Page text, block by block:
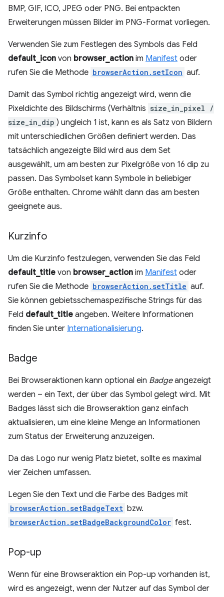
BMP, GIF, ICO, JPEG oder PNG. Bei entpackten
Erweiterungen müssen Bilder im PNG-Format vorliegen.
Verwenden Sie zum Festlegen des Symbols das Feld
default_icon von browser_action im Manifest oder
rufen Sie die Methode browserAction.setIcon auf.
Damit das Symbol richtig angezeigt wird, wenn die
Pixeldichte des Bildschirms (Verhältnis size_in_pixel /
size_in_dip ) ungleich 1 ist, kann es als Satz von Bildern
mit unterschiedlichen Größen definiert werden. Das
tatsächlich angezeigte Bild wird aus dem Set
ausgewählt, um am besten zur Pixelgröße von 16 dip zu
passen. Das Symbolset kann Symbole in beliebiger
Größe enthalten. Chrome wählt dann das am besten
geeignete aus.
Kurzinfo
Um die Kurzinfo festzulegen, verwenden Sie das Feld
default_title von browser_action im Manifest oder
rufen Sie die Methode browserAction.setTitle auf.
Sie können gebietsschemaspezifische Strings für das
Feld default_title angeben. Weitere Informationen
finden Sie unter Internationalisierung.
Badge
Bei Browseraktionen kann optional ein Badgeangezeigt
werden – ein Text, der über das Symbol gelegt wird. Mit
Badges lässt sich die Browseraktion ganz einfach
aktualisieren, um eine kleine Menge an Informationen
zum Status der Erweiterung anzuzeigen.
Da das Logo nur wenig Platz bietet, sollte es maximal
vier Zeichen umfassen.
Legen Sie den Text und die Farbe des Badges mit
browserAction.setBadgeText bzw.
browserAction.setBadgeBackgroundColor fest.
Pop-up
Wenn für eine Browseraktion ein Pop-up vorhanden ist,
wird es angezeigt, wenn der Nutzer auf das Symbol der